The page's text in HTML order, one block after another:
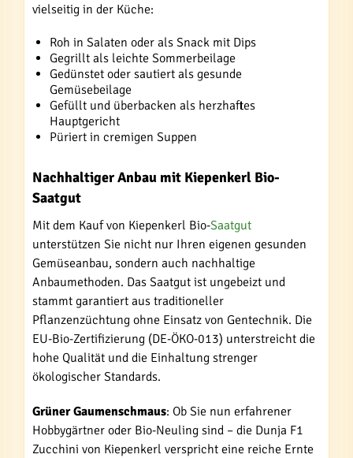
vielseitig in der Küche:
Roh in Salaten oder als Snack mit Dips
Gegrillt als leichte Sommerbeilage
Gedünstet oder sautiert als gesunde
Gemüsebeilage
Gefüllt und überbacken als herzhaftes
Hauptgericht
Püriert in cremigen Suppen
Nachhaltiger Anbau mit Kiepenkerl Bio-
Saatgut
Mit dem Kauf von Kiepenkerl Bio-Saatgut
unterstützen Sie nicht nur Ihren eigenen gesunden
Gemüseanbau, sondern auch nachhaltige
Anbaumethoden. Das Saatgut ist ungebeizt und
stammt garantiert aus traditioneller
Pflanzenzüchtung ohne Einsatz von Gentechnik. Die
EU-Bio-Zertifizierung (DE-ÖKO-013) unterstreicht die
hohe Qualität und die Einhaltung strenger
ökologischer Standards.
Grüner Gaumenschmaus: Ob Sie nun erfahrener
Hobbygärtner oder Bio-Neuling sind – die Dunja F1
Zucchini von Kiepenkerl verspricht eine reiche Ernte